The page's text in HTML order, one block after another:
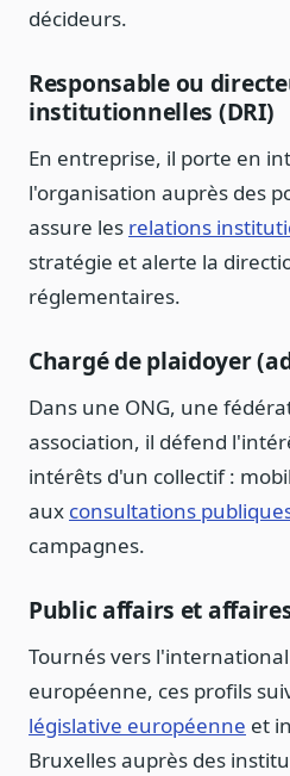
Guides pratiques
Blog & Podcast Hémicycle
Analyses, méthodes, coulisses
Lexique parlementaire
1027 termes expliqués
Glossaire affaires publiques
Lexique par thème métier
Sources couvertes
Nouveautés produit
Ils utilisent Legiwatch
Qui sommes-nous
Fiabilité, souveraineté, sobriété
Sécurité
Hébergement européen, RGPD
Kit média, contacts
décideurs.
Responsable ou
institutionnelles (DRI)
En entreprise, il porte en
l'organisation auprès des
assure les relations
stratégie et alerte la
réglementaires.
Chargé de plaidoyer
Dans une ONG, une
association, il défend
intérêts d'un collectif :
aux consultations
campagnes.
Public affairs et
Tournés vers
européenne, ces profils
législative européenne et
Bruxelles auprès des